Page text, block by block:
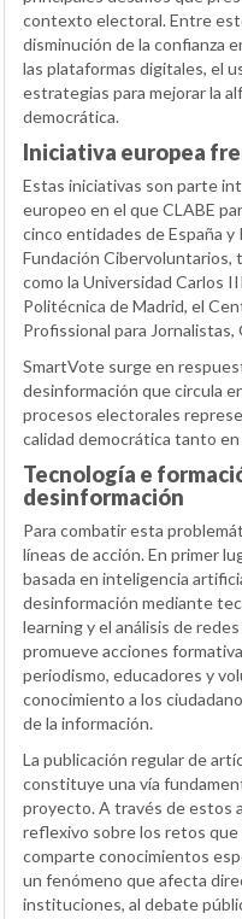
contexto electoral. Entre
disminución de la confianza
las plataformas digitales, el
estrategias para mejorar la
democrática.
Iniciativa europea
Estas iniciativas son parte
europeo en el que CLABE
cinco entidades de España
Fundación Cibervoluntarios,
como la Universidad Carlos
Politécnica de Madrid, el
Profissional para Jornalistas,
SmartVote surge en
desinformación que circula
procesos electorales
calidad democrática tanto
Tecnología e
desinformación
Para combatir esta
líneas de acción. En primer
basada en inteligencia
desinformación mediante
learning y el análisis de
promueve acciones
periodismo, educadores y
conocimiento a los
de la información.
La publicación regular de
constituye una vía
proyecto. A través de estos
reflexivo sobre los retos
comparte conocimientos
un fenómeno que afecta
instituciones, al debate